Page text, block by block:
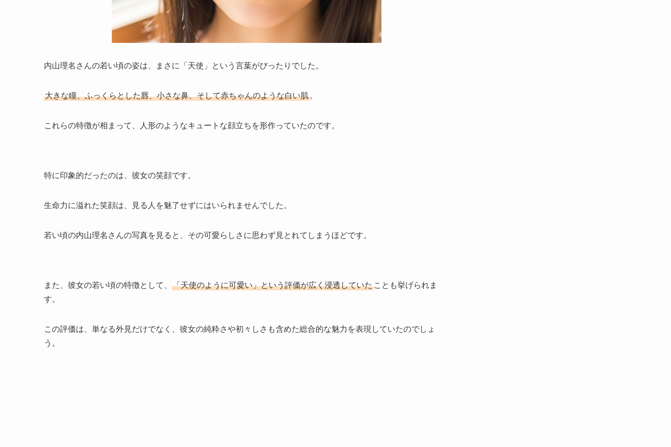
内山理名さんの若い頃の姿は、まさに「天使」という言葉がぴったりでした。
大きな瞳、ふっくらとした唇、小さな鼻、そして赤ちゃんのような白い肌 。
これらの特徴が相まって、人形のようなキュートな顔立ちを形作っていたのです。
特に印象的だったのは、彼女の笑顔です。
生命力に溢れた笑顔は、見る人を魅了せずにはいられませんでした。
若い頃の内山理名さんの写真を見ると、その可愛らしさに思わず見とれてしまうほどです。
また、彼女の若い頃の特徴として、 「天使のように可愛い」という評価が広く浸透していた ことも挙げられま
す。
この評価は、単なる外見だけでなく、彼女の純粋さや初々しさも含めた総合的な魅力を表現していたのでしょ
う。